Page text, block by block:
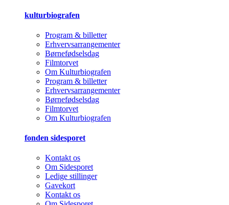
kulturbiografen
Program & billetter
Erhvervsarrangementer
Børnefødselsdag
Filmtorvet
Om Kulturbiografen
Program & billetter
Erhvervsarrangementer
Børnefødselsdag
Filmtorvet
Om Kulturbiografen
fonden sidesporet
Kontakt os
Om Sidesporet
Ledige stillinger
Gavekort
Kontakt os